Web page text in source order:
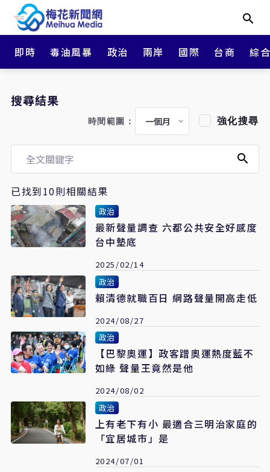
即時 毒油風暴 政治 兩岸 國際 台商 綜
搜尋結果
時間範圍： 強化搜尋
已找到10則相關結果
政治
最新聲量調查 六都公共安全好感度
台中墊底
2025/02/14
政治
賴清德就職百日 網路聲量開高走低
2024/08/27
政治
【巴黎奧運】政客蹭奧運熱度藍不
如綠 聲量王竟然是他
2024/08/02
政治
上有老下有小 最適合三明治家庭的
「宜居城市」是
2024/07/01